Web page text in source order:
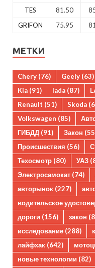
TES
81.50
GRIFON
75.95
МЕТКИ
Chery (76) Geely (63)
Kia (91) lada (87)
Renault (51) Skoda
Volkswagen (85)
ГИБДД (91) Закон
Происшествия (56)
Техосмотр (80) УАЗ
Электросамокат (74)
авторынок (227)
водительское
дороги (156) закон
исследование (288)
лайфхак (642)
новые технологии (82)